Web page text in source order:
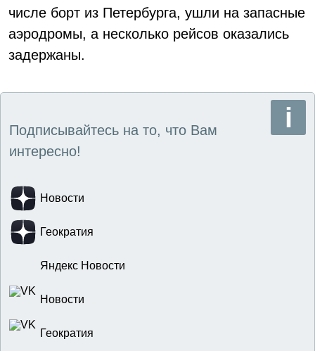
числе борт из Петербурга, ушли на запасные
аэродромы, а несколько рейсов оказались
задержаны.
Подписывайтесь на то, что Вам
интересно!
Новости
Геократия
Яндекс Новости
Новости
Геократия